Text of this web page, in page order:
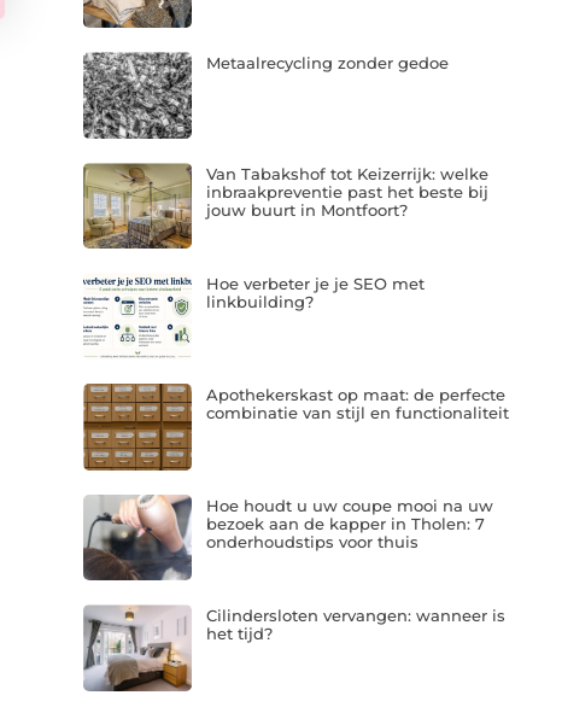
Metaalrecycling zonder gedoe
Van Tabakshof tot Keizerrijk: welke
inbraakpreventie past het beste bij
jouw buurt in Montfoort?
Hoe verbeter je je SEO met
linkbuilding?
Apothekerskast op maat: de perfecte
combinatie van stijl en functionaliteit
Hoe houdt u uw coupe mooi na uw
bezoek aan de kapper in Tholen: 7
onderhoudstips voor thuis
Cilindersloten vervangen: wanneer is
het tijd?